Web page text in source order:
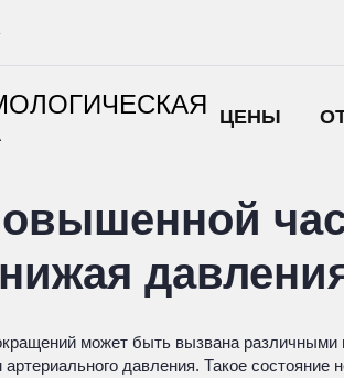
ЦЕНЫ
может быть вызвана
давления. Такое состояние